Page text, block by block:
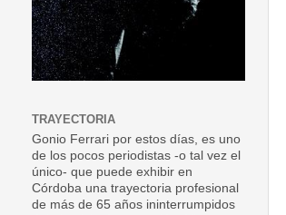
TRAYECTORIA
Gonio Ferrari por estos días, es uno
de los pocos periodistas -o tal vez el
único- que puede exhibir en
Córdoba una trayectoria profesional
de más de 65 años ininterrumpidos